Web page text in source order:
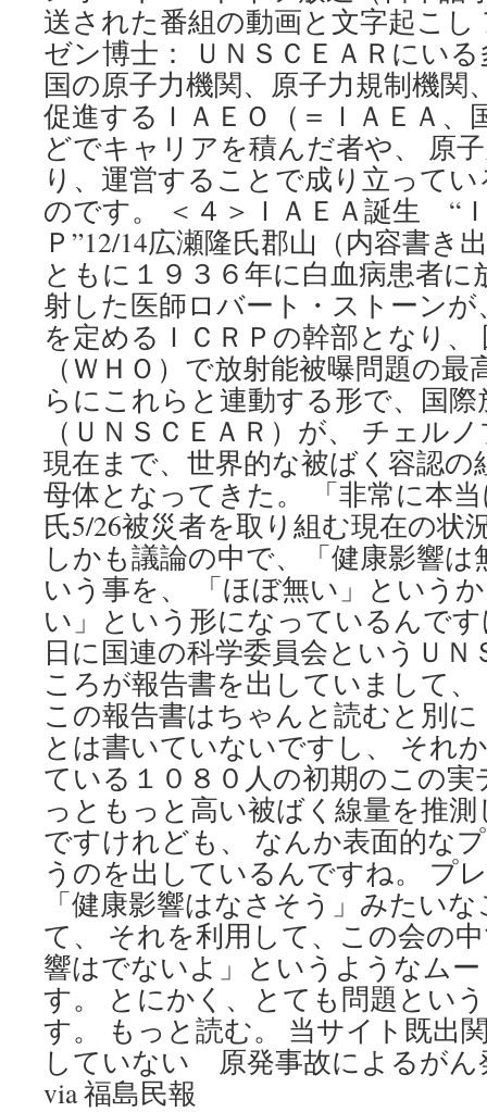
送された番組の動画と文字起こ
ゼン博士： ＵＮＳＣＥＡＲにい
国の原子力機関、原子力規制機関
促進するＩＡＥＯ（＝ＩＡＥＡ、
どでキャリアを積んだ者や、 原
り、運営することで成り立って
のです。 ＜４＞ＩＡＥＡ誕生 “
Ｐ”12/14広瀬隆氏郡山（内容書き
ともに１９３６年に白血病患者に
射した医師ロバート・ストーンが
を定めるＩＣＲＰの幹部となり、
（ＷＨＯ）で放射能被曝問題の
らにこれらと連動する形で、国
（ＵＮＳＣＥＡＲ）が、 チェル
現在まで、世界的な被ばく容認
母体となってきた。 「非常に本
氏5/26被災者を取り組む現在の状
しかも議論の中で、「健康影響
いう事を、 「ほぼ無い」という
い」という形になっているんで
日に国連の科学委員会というＵ
ころが報告書を出していまして
この報告書はちゃんと読むと別
とは書いていないですし、 それ
ている１０８０人の初期のこの
っともっと高い被ばく線量を推
ですけれども、 なんか表面的な
うのを出しているんですね。 プ
「健康影響はなさそう」みたい
て、 それを利用して、この会の
響はでないよ」というようなム
す。 とにかく、とても問題とい
す。 もっと読む。 当サイト既出
していない 原発事故によるがん
via 福島民報